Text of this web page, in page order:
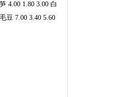
4.00 1.80 3.00 白
豆 7.00 3.40 5.60